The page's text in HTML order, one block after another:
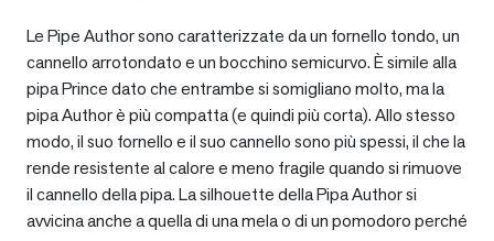
Le Pipe Author sono caratterizzate da un fornello tondo, un
cannello arrotondato e un bocchino semicurvo. È simile alla
pipa Prince dato che entrambe si somigliano molto, ma la
pipa Author è più compatta (e quindi più corta). Allo stesso
modo, il suo fornello e il suo cannello sono più spessi, il che la
rende resistente al calore e meno fragile quando si rimuove
il cannello della pipa. La silhouette della Pipa Author si
avvicina anche a quella di una mela o di un pomodoro perché